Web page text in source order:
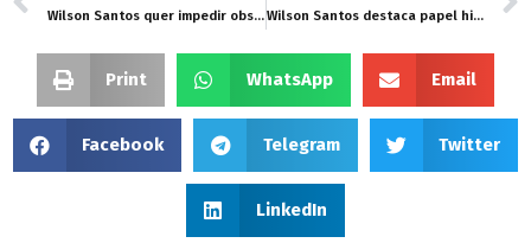
Wilson Santos quer impedir obstrução de informações pelos órgãos públicos fiscalizados pela ALMT Wilson Santos destaca papel histórico e novos avanços com free shop em Cáceres
Print WhatsApp Email
Facebook Telegram Twitter
LinkedIn